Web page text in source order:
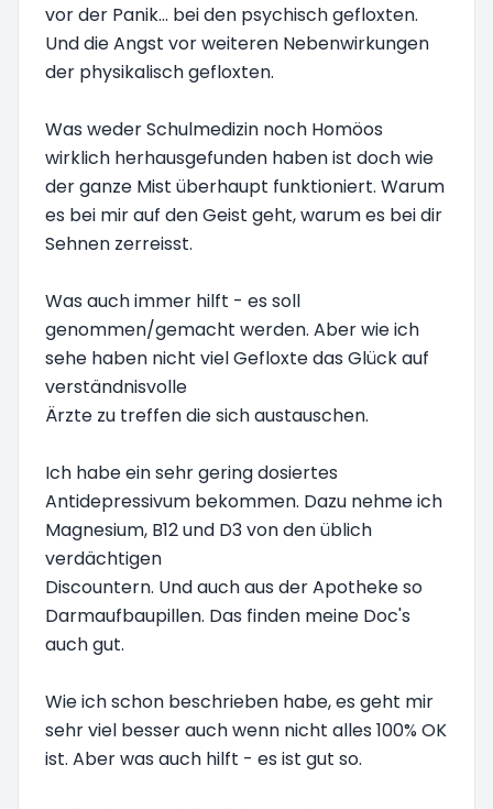
vor der Panik... bei den psychisch gefloxten.
Und die Angst vor weiteren Nebenwirkungen
der physikalisch gefloxten.
Was weder Schulmedizin noch Homöos
wirklich herhausgefunden haben ist doch wie
der ganze Mist überhaupt funktioniert. Warum
es bei mir auf den Geist geht, warum es bei dir
Sehnen zerreisst.
Was auch immer hilft - es soll
genommen/gemacht werden. Aber wie ich
sehe haben nicht viel Gefloxte das Glück auf
verständnisvolle
Ärzte zu treffen die sich austauschen.
Ich habe ein sehr gering dosiertes
Antidepressivum bekommen. Dazu nehme ich
Magnesium, B12 und D3 von den üblich
verdächtigen
Discountern. Und auch aus der Apotheke so
Darmaufbaupillen. Das finden meine Doc's
auch gut.
Wie ich schon beschrieben habe, es geht mir
sehr viel besser auch wenn nicht alles 100% OK
ist. Aber was auch hilft - es ist gut so.